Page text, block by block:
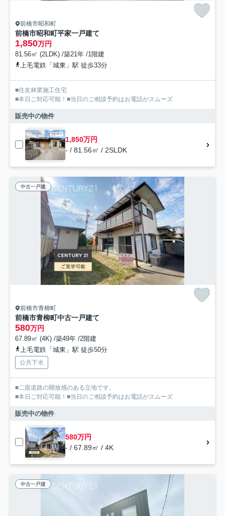
前橋市昭和町
前橋市昭和町平家一戸建て
1,850万円
81.56㎡ (2LDK) /築21年 /1階建
上毛電鉄「城東」駅 徒歩33分
■住友林業施工住宅
■本日ご対応可能！■当日のご相談予約はお電話がスムーズ
販売中の物件
1,850万円
- / 81.56㎡ / 2SLDK
中古一戸建
前橋市青柳町
前橋市青柳町中古一戸建て
580万円
67.89㎡ (4K) /築49年 /2階建
上毛電鉄「城東」駅 徒歩50分
公共下水
■二面道路の開放感のある立地です。
■本日ご対応可能！■当日のご相談予約はお電話がスムーズ
販売中の物件
580万円
- / 67.89㎡ / 4K
中古一戸建